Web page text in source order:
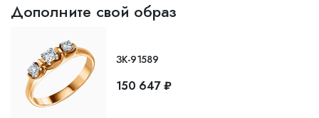
Дополните свой образ
ЗК-91589
150 647 ₽